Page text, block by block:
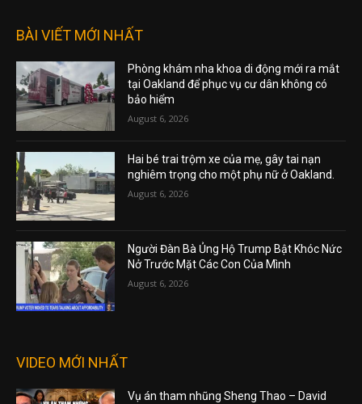
BÀI VIẾT MỚI NHẤT
Phòng khám nha khoa di động mới ra mắt
tại Oakland để phục vụ cư dân không có
bảo hiểm
August 6, 2026
Hai bé trai trộm xe của mẹ, gây tai nạn
nghiêm trọng cho một phụ nữ ở Oakland.
August 6, 2026
Người Đàn Bà Ủng Hộ Trump Bật Khóc Nức
Nở Trước Mặt Các Con Của Mình
August 6, 2026
VIDEO MỚI NHẤT
Vụ án tham nhũng Sheng Thao – David